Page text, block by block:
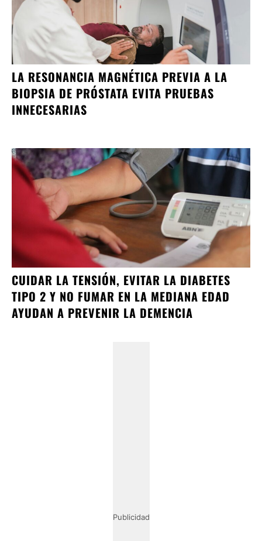
LA RESONANCIA MAGNÉTICA PREVIA A LA
BIOPSIA DE PRÓSTATA EVITA PRUEBAS
INNECESARIAS
CUIDAR LA TENSIÓN, EVITAR LA DIABETES
TIPO 2 Y NO FUMAR EN LA MEDIANA EDAD
AYUDAN A PREVENIR LA DEMENCIA
Publicidad